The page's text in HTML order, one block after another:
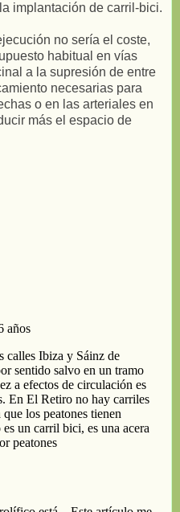
implantación de carril-bici.
no sería el coste,
habitual en vías
a la supresión de entre
necesarias para
o en las arteriales en
más el espacio de